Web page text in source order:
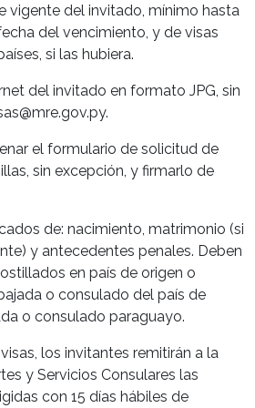
vigente del invitado, mínimo hasta
del vencimiento, y de visas
si las hubiera.
del invitado en formato JPG, sin
el formulario de solicitud de
sin excepción, y firmarlo de
de: nacimiento, matrimonio (si
y antecedentes penales. Deben
en país de origen o
o consulado del país de
o consulado paraguayo.
los invitantes remitirán a la
y Servicios Consulares las
con 15 días hábiles de